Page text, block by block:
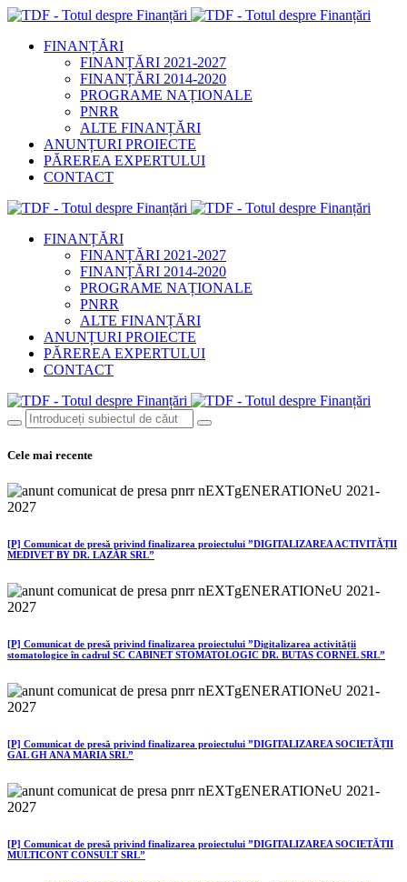
FINANȚĂRI
FINANȚĂRI 2021-2027
FINANȚĂRI 2014-2020
PROGRAME NAȚIONALE
PNRR
ALTE FINANȚĂRI
ANUNȚURI PROIECTE
PĂREREA EXPERTULUI
CONTACT
FINANȚĂRI
FINANȚĂRI 2021-2027
FINANȚĂRI 2014-2020
PROGRAME NAȚIONALE
PNRR
ALTE FINANȚĂRI
ANUNȚURI PROIECTE
PĂREREA EXPERTULUI
CONTACT
Cele mai recente
[P] Comunicat de presă privind finalizarea proiectului ”DIGITALIZAREA ACTIVITĂȚII
MEDIVET BY DR. LAZĂR SRL”
[P] Comunicat de presă privind finalizarea proiectului ”Digitalizarea activității
stomatologice în cadrul SC CABINET STOMATOLOGIC DR. BUTAS CORNEL SRL”
[P] Comunicat de presă privind finalizarea proiectului ”DIGITALIZAREA SOCIETĂȚII
GAL GH ANA MARIA SRL”
[P] Comunicat de presă privind finalizarea proiectului ”DIGITALIZAREA SOCIETĂȚII
MULTICONT CONSULT SRL”